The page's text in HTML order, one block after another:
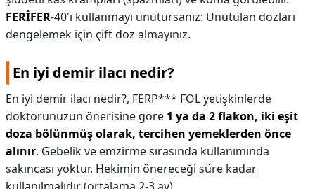
FERİFER-40'ı kullanmayı unutursanız: Unutulan dozları
dengelemek için çift doz almayınız.
En iyi demir ilacı nedir?
En iyi demir ilacı nedir?, FERP*** FOL yetişkinlerde
doktorunuzun önerisine göre 1 ya da 2 flakon, iki eşit
doza bölünmüş olarak, tercihen yemeklerden önce
alınır. Gebelik ve emzirme sırasında kullanımında
sakıncası yoktur. Hekimin önereceği süre kadar